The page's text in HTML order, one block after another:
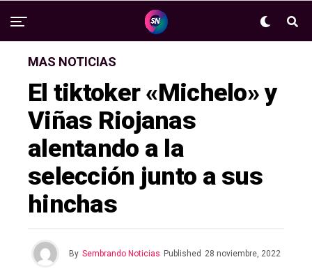
MAS NOTICIAS
El tiktoker «Michelo» y
Viñas Riojanas
alentando a la
selección junto a sus
hinchas
By Sembrando Noticias Published 28 noviembre, 2022